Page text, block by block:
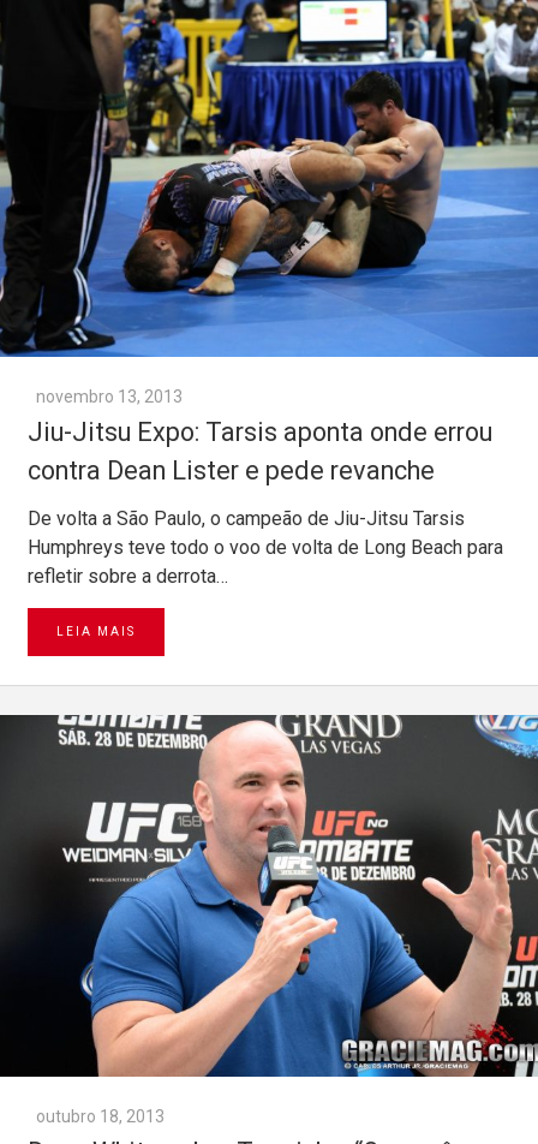
novembro 13, 2013
Jiu-Jitsu Expo: Tarsis aponta onde errou
contra Dean Lister e pede revanche
De volta a São Paulo, o campeão de Jiu-Jitsu Tarsis
Humphreys teve todo o voo de volta de Long Beach para
refletir sobre a derrota…
LEIA MAIS
outubro 18, 2013